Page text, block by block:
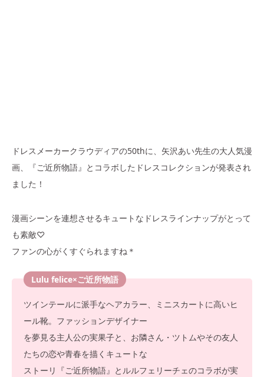
ドレスメーカークラウディアの50thに、矢沢あい先生の大人気漫
画、『ご近所物語』とコラボしたドレスコレクションが発表され
ました！
漫画シーンを連想させるキュートなドレスラインナップがとって
も素敵♡
ファンの心がくすぐられますね＊
Lulu felice×ご近所物語
ツインテールに派手なヘアカラー、ミニスカートに高いヒ
ール靴。ファッションデザイナー
を夢見る主人公の実果子と、お隣さん・ツトムやその友人
たちの恋や青春を描くキュートな
ストーリ『ご近所物語』とルルフェリーチェのコラボが実